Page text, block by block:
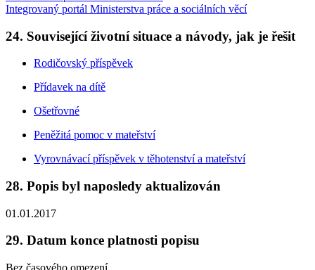
Integrovaný portál Ministerstva práce a sociálních věcí
24. Související životní situace a návody, jak je řešit
Rodičovský příspěvek
Přídavek na dítě
Ošetřovné
Peněžitá pomoc v mateřství
Vyrovnávací příspěvek v těhotenství a mateřství
28. Popis byl naposledy aktualizován
01.01.2017
29. Datum konce platnosti popisu